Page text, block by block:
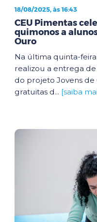
18/08/2025, às 16:43
CEU Pimentas
quimonos a
Ouro
Na última quinta-feira
realizou a entrega
do projeto Jovens
gratuitas d... [saiba